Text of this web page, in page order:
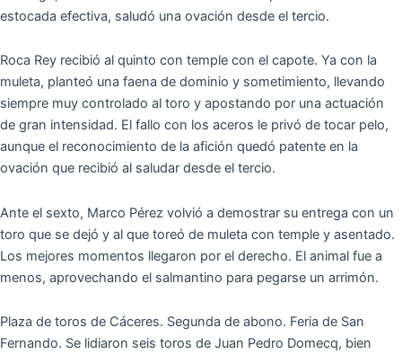
estocada efectiva, saludó una ovación desde el tercio.
Roca Rey recibió al quinto con temple con el capote. Ya con la
muleta, planteó una faena de dominio y sometimiento, llevando
siempre muy controlado al toro y apostando por una actuación
de gran intensidad. El fallo con los aceros le privó de tocar pelo,
aunque el reconocimiento de la afición quedó patente en la
ovación que recibió al saludar desde el tercio.
Ante el sexto, Marco Pérez volvió a demostrar su entrega con un
toro que se dejó y al que toreó de muleta con temple y asentado.
Los mejores momentos llegaron por el derecho. El animal fue a
menos, aprovechando el salmantino para pegarse un arrimón.
Plaza de toros de Cáceres. Segunda de abono. Feria de San
Fernando. Se lidiaron seis toros de Juan Pedro Domecq, bien